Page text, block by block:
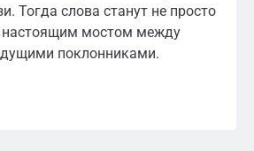
Тогда слова станут не просто
настоящим мостом между
поклонниками.